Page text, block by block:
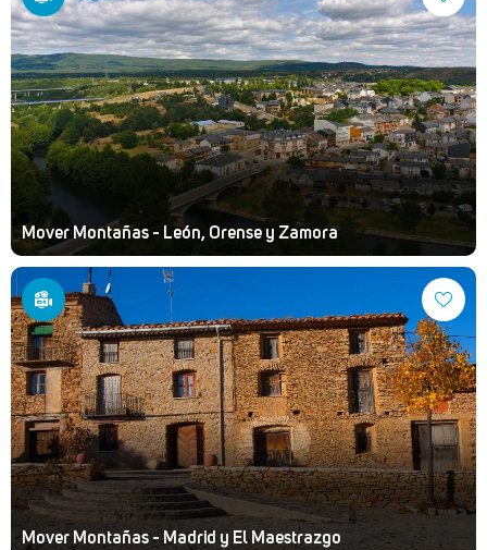
Mover Montañas - León, Orense y Zamora
Mover Montañas - Madrid y El Maestrazgo